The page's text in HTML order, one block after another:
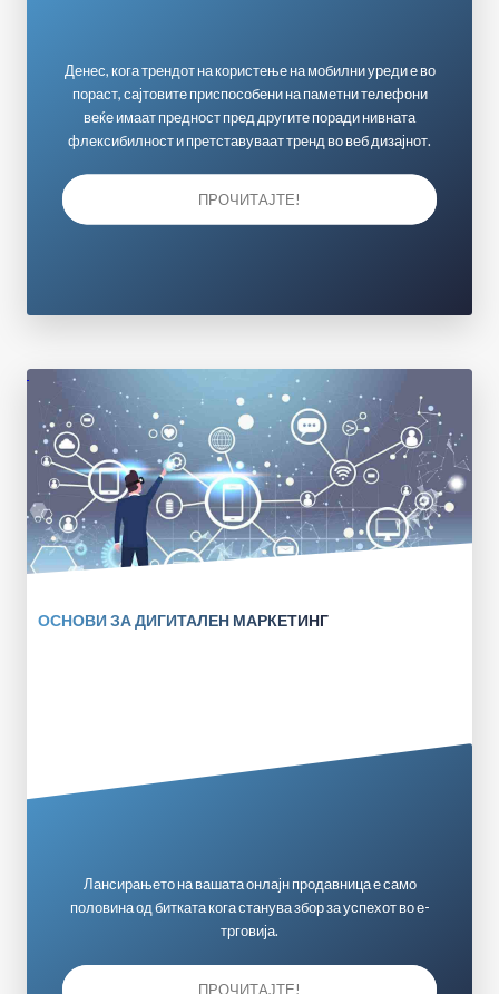
Денес, кога трендот на користење на мобилни уреди е во
пораст, сајтовите приспособени на паметни телефони
веќе имаат предност пред другите поради нивната
флексибилност и претставуваат тренд во веб дизајнот.
ПРОЧИТАЈТЕ!
ОСНОВИ ЗА ДИГИТАЛЕН МАРКЕТИНГ
Лансирањето на вашата онлајн продавница е само
половина од битката кога станува збор за успехот во е-
трговија.
ПРОЧИТАЈТЕ!